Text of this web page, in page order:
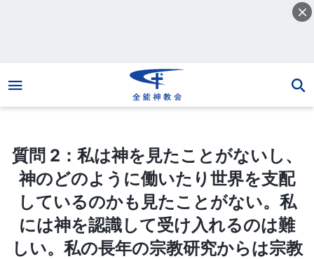
質問 2：私は神を見たことがないし、
神のどのように働いたり世界を支配
しているのかも見たことがない。私
には神を認識して受け入れるのは難
しい。私の長年の宗教研究からは宗教